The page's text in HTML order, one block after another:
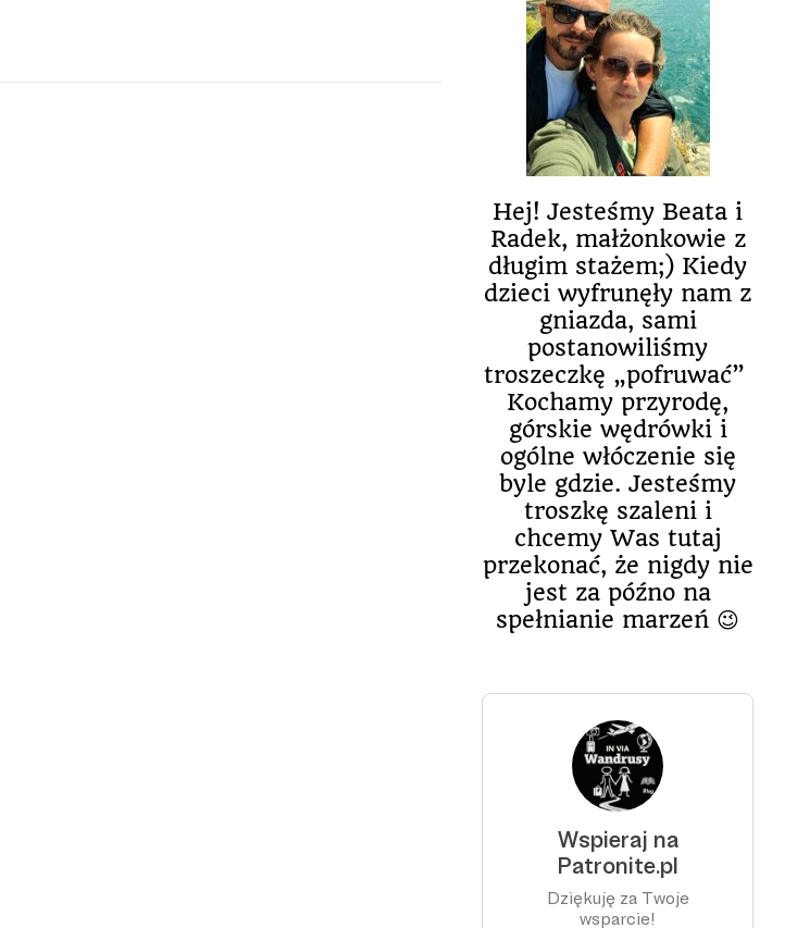
Hej! Jesteśmy Beata i
Radek, małżonkowie z
długim stażem;) Kiedy
dzieci wyfrunęły nam z
gniazda, sami
postanowiliśmy
troszeczkę „pofruwać”
Kochamy przyrodę,
górskie wędrówki i
ogólne włóczenie się
byle gdzie. Jesteśmy
troszkę szaleni i
chcemy Was tutaj
przekonać, że nigdy nie
jest za późno na
spełnianie marzeń 😉